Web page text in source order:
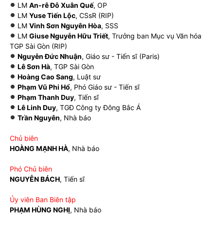
LM An-rê Đỗ Xuân Quế, OP
LM Yuse Tiến Lộc, CSsR (RIP)
LM Vinh Sơn Nguyên Hòa, SSS
LM Giuse Nguyễn Hữu Triết, Trưởng ban Mục vụ Văn hóa
TGP Sài Gòn (RIP)
Nguyễn Đức Nhuận, Giáo sư - Tiến sĩ (Paris)
Lê Sơn Hà, TGP Sài Gòn
Hoàng Cao Sang, Luật sư
Phạm Vũ Phi Hổ, Phó Giáo sư - Tiến sĩ
Phạm Thanh Duy, Tiến sĩ
Lê Linh Duy, TGĐ Công ty Đông Bắc Á
Trần Nguyên, Nhà báo
Chủ biên
HOÀNG MẠNH HÀ, Nhà báo
Phó Chủ biên
NGUYỄN BÁCH, Tiến sĩ
Ủy viên Ban Biên tập
PHẠM HÙNG NGHỊ, Nhà báo